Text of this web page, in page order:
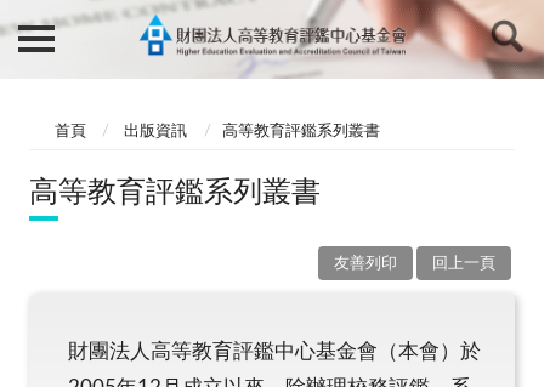
首頁 出版資訊 高等教育評鑑系列叢書
高等教育評鑑系列叢書
回上一頁
友善列印
財團法人高等教育評鑑中心基金會（本會）於